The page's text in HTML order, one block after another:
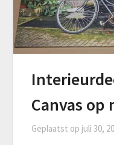
Canvas op
Geplaatst op juli 30,